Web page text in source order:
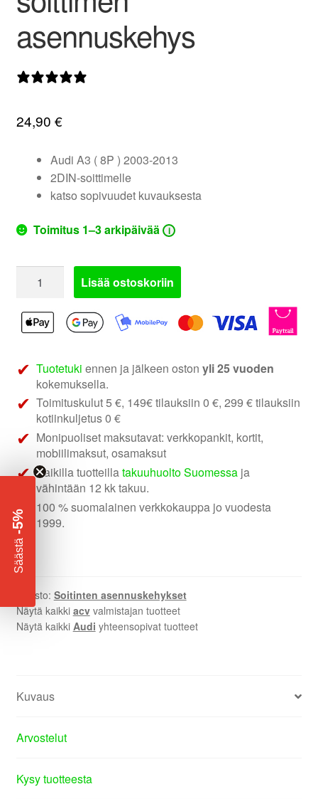
asennuskehys
24,90 €
Audi A3 ( 8P ) 2003-2013
2DIN-soittimelle
katso sopivuudet kuvauksesta
Toimitus 1–3 arkipäivää i
Audi
soittimen
asennuskehys
määrä
Lisää ostoskoriin
Tuotetuki ennen ja jälkeen ostonyli 25 vuoden
kokemuksella.
Toimituskulut 5 €, 149€ tilauksiin 0 €, 299 € tilauksiin
kotiinkuljetus 0 €
Monipuoliset maksutavat: verkkopankit, kortit,
mobiilimaksut, osamaksut
Kaikilla tuotteillatakuuhuolto Suomessa ja
vähintään 12 kk takuu.
100 % suomalainen verkkokauppa jo vuodesta
1999.
Osasto: Soitinten asennuskehykset
Näytä kaikki acvvalmistajan tuotteet
Näytä kaikki Audi yhteensopivat tuotteet
Kuvaus
Arvostelut
Kysy tuotteesta
Säästä
-5%